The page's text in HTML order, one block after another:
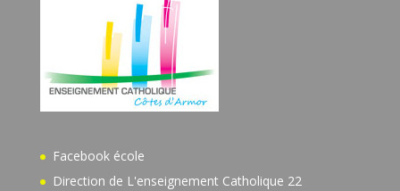
Facebook école
Direction de L'enseignement Catholique 22